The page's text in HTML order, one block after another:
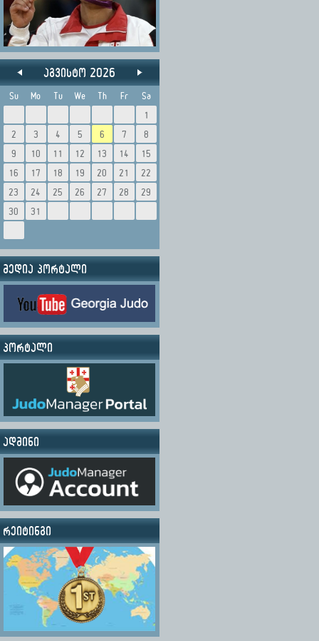
აგვისტო 2026
Su Mo Tu We Th Fr
Sa
1
2
3 4 5 6 7
8
9
10 11 12 13 14
15
16
17 18 19 20 21
22
23
24 25 26 27 28
29
30
31
მედია პორტალი
პორტალი
ადმინი
რეიტინგი